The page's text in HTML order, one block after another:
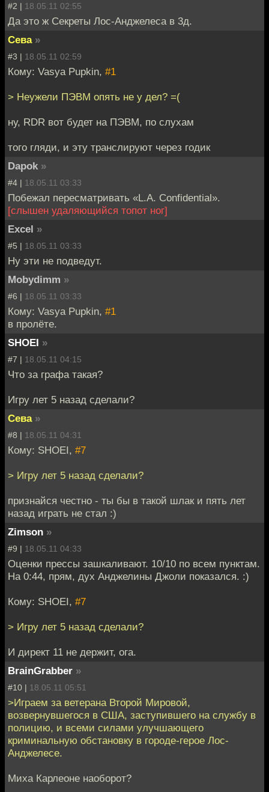
#2 | 18.05.11 02:55
Да это ж Секреты Лос-Анджелеса в 3д.
Сева »
#3 | 18.05.11 02:59
Кому: Vasya Pupkin, #1
> Неужели ПЭВМ опять не у дел? =(
ну, RDR вот будет на ПЭВМ, по слухам
того гляди, и эту транслируют через годик
Dapok »
#4 | 18.05.11 03:33
Побежал пересматривать «L.A. Confidential».
[слышен удаляющийся топот ног]
Excel »
#5 | 18.05.11 03:33
Ну эти не подведут.
Mobydimm »
#6 | 18.05.11 03:33
Кому: Vasya Pupkin, #1
в пролёте.
SHOEI »
#7 | 18.05.11 04:15
Что за графа такая?
Игру лет 5 назад сделали?
Сева »
#8 | 18.05.11 04:31
Кому: SHOEI, #7
> Игру лет 5 назад сделали?
признайся честно - ты бы в такой шлак и пять лет
назад играть не стал :)
Zimson »
#9 | 18.05.11 04:33
Оценки прессы зашкаливают. 10/10 по всем пунктам.
На 0:44, прям, дух Анджелины Джоли показался. :)
Кому: SHOEI, #7
> Игру лет 5 назад сделали?
И директ 11 не держит, ога.
BrainGrabber »
#10 | 18.05.11 05:51
>Играем за ветерана Второй Мировой,
возвернувшегося в США, заступившего на службу в
полицию, и всеми силами улучшающего
криминальную обстановку в городе-герое Лос-
Анджелесе.
Миха Карлеоне наоборот?